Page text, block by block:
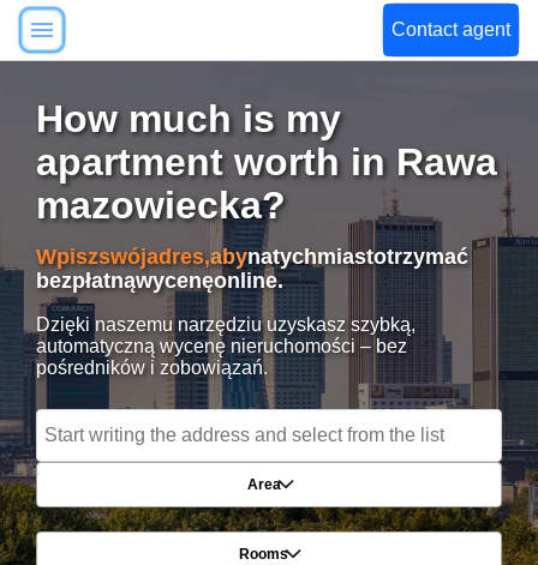
Contact agent
How much is my
apartment worth in Rawa
mazowiecka?
Wpiszswójadres,abynatychmiastotrzymać
bezpłatnąwycenęonline.
Dzięki naszemu narzędziu uzyskasz szybką,
automatyczną wycenę nieruchomości – bez
pośredników i zobowiązań.
Area
Rooms